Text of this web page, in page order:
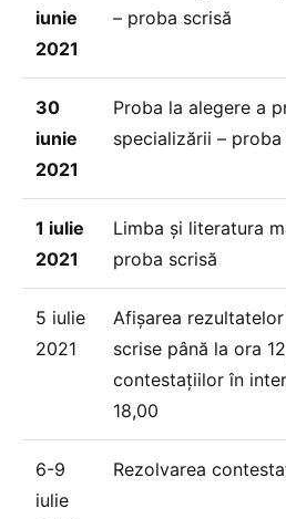
iunie
2021
– proba scrisă
30
iunie
2021
Proba la alegere a
specializării –
1 iulie
2021
Limba și literatura
proba scrisă
5 iulie
2021
Afișarea
scrise până la ora
contestațiilor în
18,00
6-9
iulie
Rezolvarea